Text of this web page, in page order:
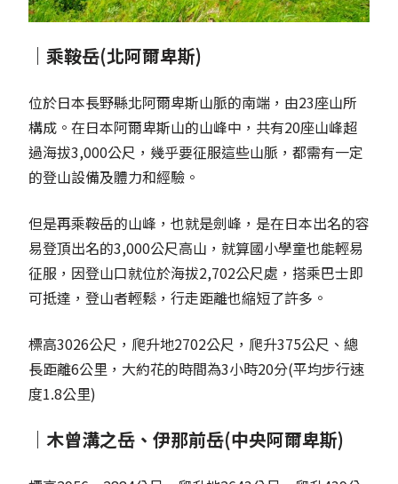
｜乘鞍岳(北阿爾卑斯)
位於日本長野縣北阿爾卑斯山脈的南端，由23座山所
構成。在日本阿爾卑斯山的山峰中，共有20座山峰超
過海拔3,000公尺，幾乎要征服這些山脈，都需有一定
的登山設備及體力和經驗。
但是再乘鞍岳的山峰，也就是劍峰，是在日本出名的容
易登頂出名的3,000公尺高山，就算國小學童也能輕易
征服，因登山口就位於海拔2,702公尺處，搭乘巴士即
可抵達，登山者輕鬆，行走距離也縮短了許多。
標高3026公尺，爬升地2702公尺，爬升375公尺、總
長距離6公里，大約花的時間為3小時20分(平均步行速
度1.8公里)
｜木曾溝之岳、伊那前岳(中央阿爾卑斯)